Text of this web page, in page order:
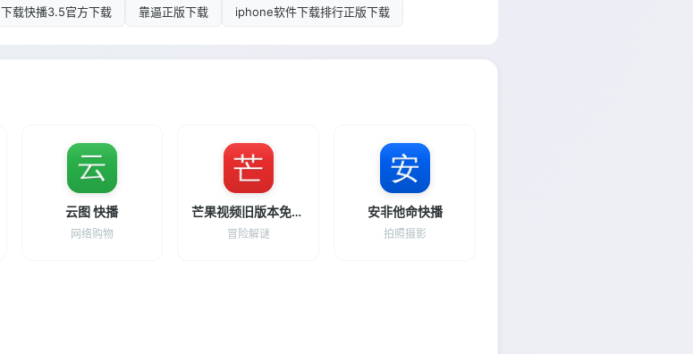
下载快播3.5官方下载 靠逼正版下载 iphone软件下载排行正版下载
云图 快播
网络购物
芒果视频旧版本免费下载安装
冒险解谜
安非他命快播
拍照摄影